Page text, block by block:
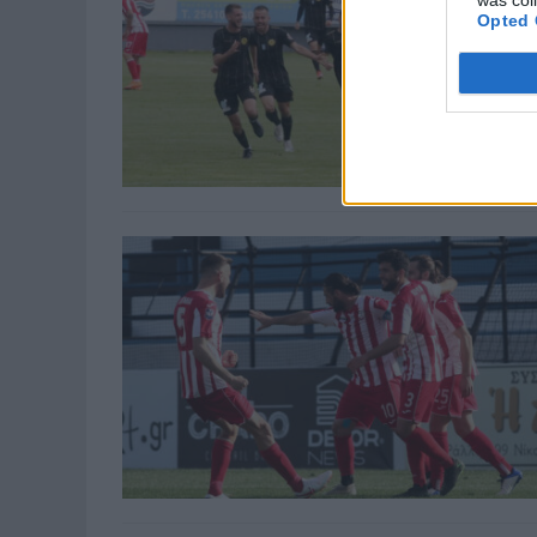
Opted